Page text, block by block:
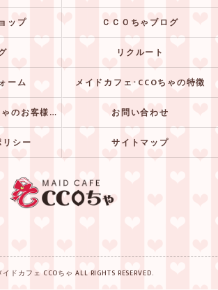
ップ ＣＣＯちゃブログ
リクルート
ーム メイドカフェ･CCOちゃの特徴
メイドカフェ･CCOちゃのお客様の声 お問い合わせ
シー サイトマップ
ドカフェ CCOちゃ ALL RIGHTS RESERVED.